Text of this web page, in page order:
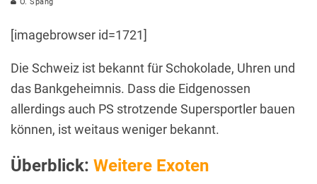
[imagebrowser id=1721]
Die Schweiz ist bekannt für Schokolade, Uhren und
das Bankgeheimnis. Dass die Eidgenossen
allerdings auch PS strotzende Supersportler bauen
können, ist weitaus weniger bekannt.
Überblick: Weitere Exoten